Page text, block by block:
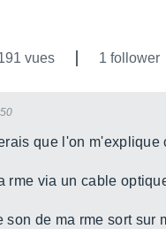
vues 1 follower
que l'on
rme via un cable
son de ma rme sort sur